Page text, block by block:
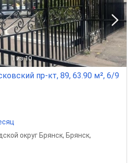
1 из 10
пр-кт, 89, 63.90 м², 6/9
округ Брянск, Брянск,